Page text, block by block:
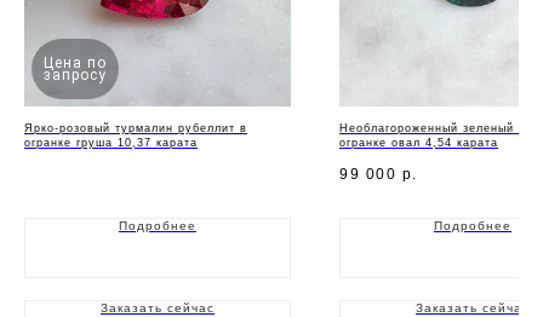
Цена по
запросу
Ярко-розовый турмалин рубеллит в
огранке груша 10,37 карата
Подробнее
Заказать сейчас
Необлагороженный зеленый
огранке овал 4,54 карата
99 000 р.
Подробнее
Заказать сейчас